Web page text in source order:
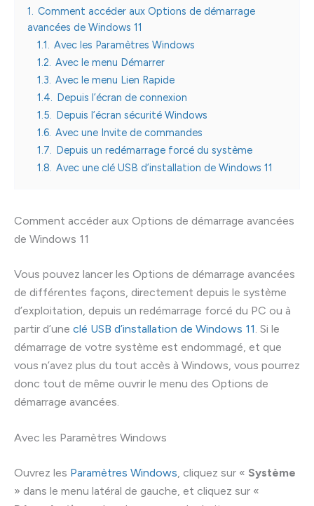
1.
Comment accéder aux Options de démarrage
avancées de Windows 11
1.1.
Avec les Paramètres Windows
1.2. Avec le menu Démarrer
1.3. Avec le menu Lien Rapide
1.4.
Depuis l’écran de connexion
1.5.
Depuis l’écran sécurité Windows
1.6. Avec une Invite de commandes
1.7.
Depuis un redémarrage forcé du système
1.8. Avec une clé USB d’installation de Windows 11
Comment accéder aux Options de démarrage avancées
de Windows 11
Vous pouvez lancer les Options de démarrage avancées
de différentes façons, directement depuis le système
d’exploitation, depuis un redémarrage forcé du PC ou à
partir d’une clé USB d’installation de Windows 11 . Si le
démarrage de votre système est endommagé, et que
vous n’avez plus du tout accès à Windows, vous pourrez
donc tout de même ouvrir le menu des Options de
démarrage avancées.
Avec les Paramètres Windows
Ouvrez les Paramètres Windows, cliquez sur « Système
» dans le menu latéral de gauche, et cliquez sur «